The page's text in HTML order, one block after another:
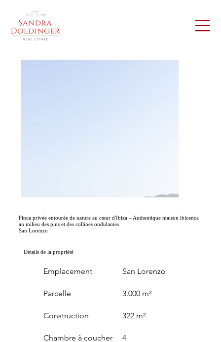
Finca privée entourée de nature au cœur d'Ibiza – Authentique maison ibicenca
au milieu des pins et des collines ondulantes
San Lorenzo
Détails de la propriété
Emplacement
Parcelle
Construction
San Lorenzo
3.000 m²
322 m²
Chambre à coucher 4